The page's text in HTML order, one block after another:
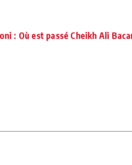
: Où est passé Cheikh Ali